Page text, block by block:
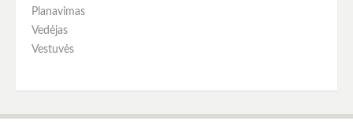
Planavimas
Vedėjas
Vestuvės